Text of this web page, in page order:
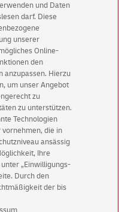
und
sichern.
und Daten
darf. Diese
unserer
Online-
den
anzupassen. Hierzu
um unser Angebot
zu
zu unterstützen.
Technologien
die in
ansässig
Ihre
„Einwilligungs-
Durch den
der bis